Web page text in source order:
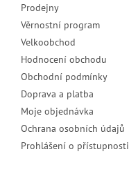
Prodejny
Věrnostní program
Velkoobchod
Hodnocení obchodu
Obchodní podmínky
Doprava a platba
Moje objednávka
Ochrana osobních údajů
Prohlášení o přístupnosti